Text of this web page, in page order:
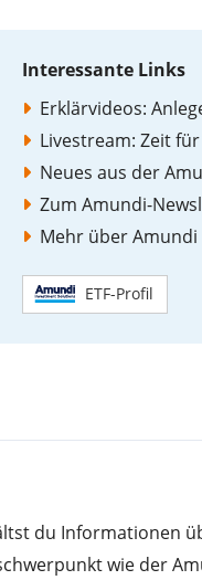
Interessante Links
Erklärvideos:
Livestream: Zeit
Neues aus der
Zum Amundi-
Mehr über Amundi
ETF-Profil
du Informationen
wie der